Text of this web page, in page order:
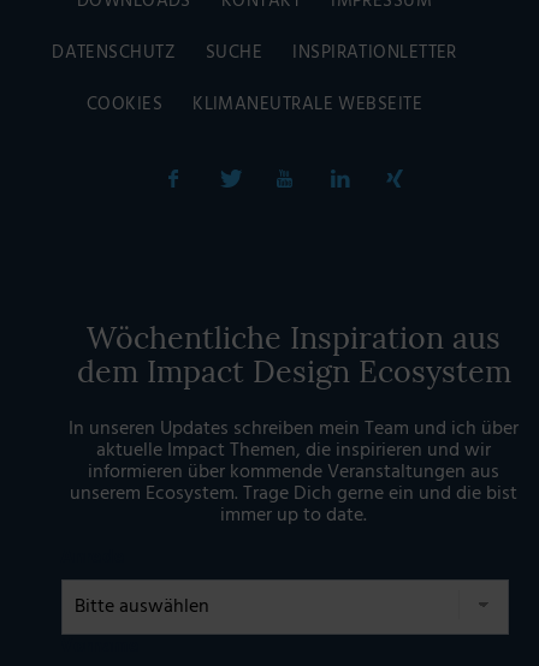
DATENSCHUTZ
SUCHE
INSPIRATIONLETTER
COOKIES
KLIMANEUTRALE WEBSEITE
Wöchentliche Inspiration aus
dem Impact Design Ecosystem
In unseren Updates schreiben mein Team und ich über
aktuelle Impact Themen, die inspirieren und wir
informieren über kommende Veranstaltungen aus
unserem Ecosystem. Trage Dich gerne ein und die bist
immer up to date.